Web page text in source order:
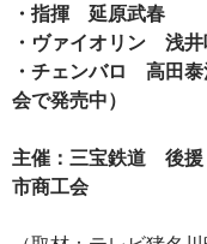
・指揮 延原武春
・ヴァイオリン 浅井
・チェンバロ 高田
会で発売中）
主催：三宝鉄道 後援
市商工会